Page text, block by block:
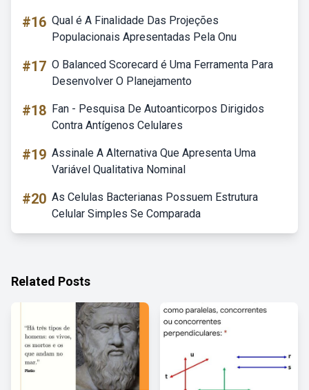
#16 Qual é A Finalidade Das Projeções
Populacionais Apresentadas Pela Onu
#17 O Balanced Scorecard é Uma Ferramenta Para
Desenvolver O Planejamento
#18 Fan - Pesquisa De Autoanticorpos Dirigidos
Contra Antígenos Celulares
#19 Assinale A Alternativa Que Apresenta Uma
Variável Qualitativa Nominal
#20 As Celulas Bacterianas Possuem Estrutura
Celular Simples Se Comparada
Related Posts